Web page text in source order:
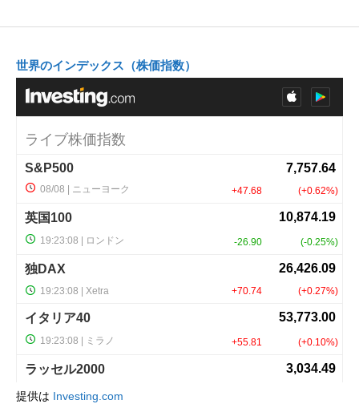
世界のインデックス（株価指数）
提供は Investing.com